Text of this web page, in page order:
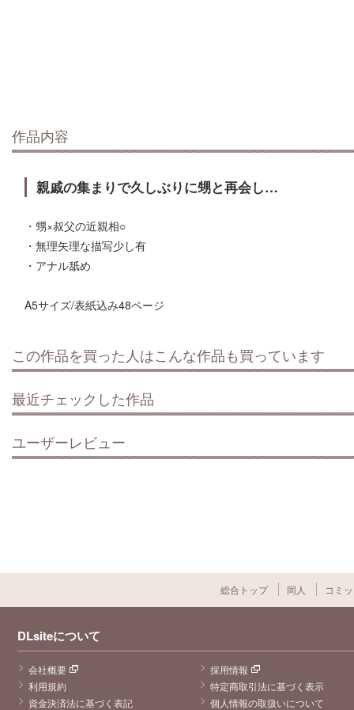
作品内容
親戚の集まりで久しぶりに甥と再会し…
・甥×叔父の近親相○
・無理矢理な描写少し有
・アナル舐め
A5サイズ/表紙込み48ページ
この作品を買った人はこんな作品も買っています
最近チェックした作品
ユーザーレビュー
総合トップ 同人 コミ
DLsiteについて
会社概要
採用情報
利用規約
特定商取引法に基づく表示
資金決済法に基づく表記
個人情報の取扱いについて